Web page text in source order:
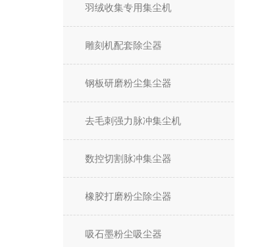
羽绒收集专用集尘机
雕刻机配套除尘器
钢板研磨粉尘集尘器
去毛刺强力脉冲集尘机
数控切割脉冲集尘器
橡胶打磨粉尘除尘器
吸石墨粉尘吸尘器